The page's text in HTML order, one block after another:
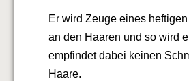
Er wird Zeuge eines
an den Haaren und so wird
empfindet dabei keinen
Haare.